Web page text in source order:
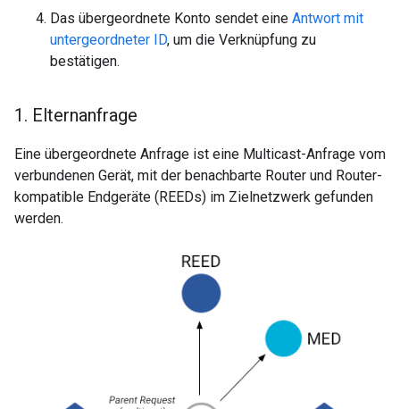
Das übergeordnete Konto sendet eine Antwort mit
untergeordneter ID, um die Verknüpfung zu
bestätigen.
1 . Elternanfrage
Eine übergeordnete Anfrage ist eine Multicast-Anfrage vom
verbundenen Gerät, mit der benachbarte Router und Router-
kompatible Endgeräte (REEDs) im Zielnetzwerk gefunden
werden.